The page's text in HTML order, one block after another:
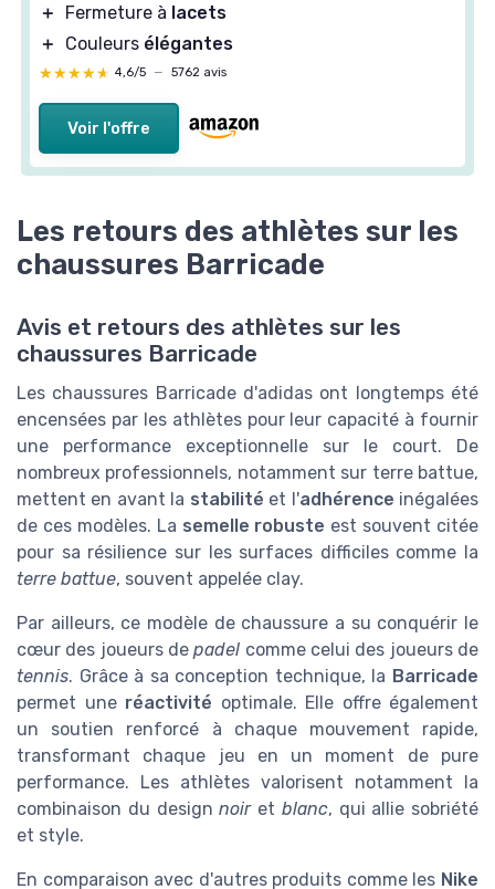
＋
Fermeture à lacets
＋
Couleurs élégantes
★★★★★
★★★★★ 4,6/5 — 5762 avis
Voir l'offre
Les retours des athlètes sur les
chaussures Barricade
Avis et retours des athlètes sur les
chaussures Barricade
Les chaussures Barricade d'adidas ont longtemps été
encensées par les athlètes pour leur capacité à fournir
une performance exceptionnelle sur le court. De
nombreux professionnels, notamment sur terre battue,
mettent en avant la stabilité et l'adhérence inégalées
de ces modèles. La semelle robuste est souvent citée
pour sa résilience sur les surfaces difficiles comme la
terre battue, souvent appelée clay.
Par ailleurs, ce modèle de chaussure a su conquérir le
cœur des joueurs depadel comme celui des joueurs de
tennis. Grâce à sa conception technique, la Barricade
permet une réactivité optimale. Elle offre également
un soutien renforcé à chaque mouvement rapide,
transformant chaque jeu en un moment de pure
performance. Les athlètes valorisent notamment la
combinaison du designnoiret blanc, qui allie sobriété
et style.
En comparaison avec d'autres produits comme les Nike